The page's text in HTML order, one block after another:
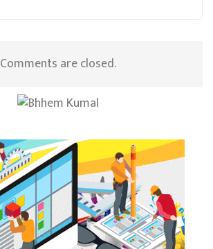
Comments are closed.